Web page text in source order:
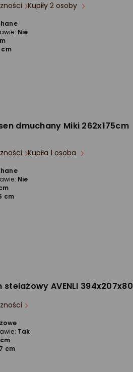
Kupiły 2 osoby
Nie
cm
dmuchany Miki 262x175cm
Kupiła 1 osoba
Nie
cm
stelażowy AVENLI 394x207x80
Tak
cm